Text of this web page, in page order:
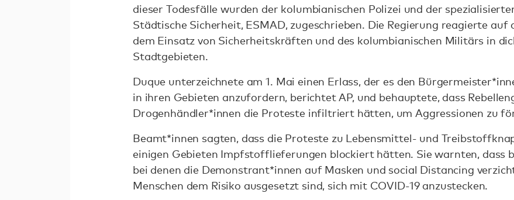
dieser Todesfälle wurden der kolumbianischen Polizei und der
Städtische Sicherheit, ESMAD, zugeschrieben. Die Regierung reagierte
dem Einsatz von Sicherheitskräften und des kolumbianischen Militärs in
Stadtgebieten.
Duque unterzeichnete am 1. Mai einen Erlass, der es den
in ihren Gebieten anzufordern, berichtet AP, und behauptete, dass
Drogenhändler*innen die Proteste infiltriert hätten, um Aggressionen zu
Beamt*innen sagten, dass die Proteste zu Lebensmittel- und
einigen Gebieten Impfstofflieferungen blockiert hätten. Sie warnten, dass
bei denen die Demonstrant*innen auf Masken und social Distancing
Menschen dem Risiko ausgesetzt sind, sich mit COVID-19 anzustecken.